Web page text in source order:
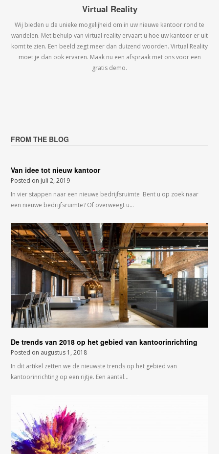
Virtual Reality
Wij bieden u de unieke mogelijheid om in uw nieuwe kantoor rond te
wandelen. Met behulp van virtual reality ervaart u hoe uw kantoor er uit
komt te zien. Een beeld zegt meer dan duizend woorden. Virtual Reality
moet je dan ook ervaren. Maak nu een afspraak met ons voor een
gratis demo.
FROM THE BLOG
Van idee tot nieuw kantoor
Posted on juli 2, 2019
In vier stappen naar een nieuwe bedrijfsruimte Bent u op zoek naar
een nieuwe bedrijfsruimte? Of overweegt u…
De trends van 2018 op het gebied van kantoorinrichting
Posted on augustus 1, 2018
In dit artikel zetten we de nieuwste trends op het gebied van
kantoorinrichting op een rijtje. Een aantal…